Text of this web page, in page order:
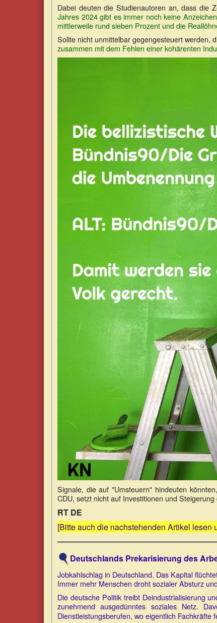
Dabei deuten die Studienautoren an, dass die
Jahres 2024 gibt es immer noch keine
mittlerweile rund sieben Prozent und die
Sollte nicht unmittelbar gegengesteuert werden,
zusammen mit dem Fehlen einer kohärenten
Signale, die auf "Umsteuern" hindeuten
CDU, setzt nicht auf Investitionen und
RT DE
[Bitte auch die nachstehenden Artikel
Deutschlands Prekarisierung des
Jobkahlschlag in Deutschland. Das Kapital
Immer mehr Menschen droht sozialer Absturz
Die deutsche Politik treibt Deindustrialisierung
zunehmend ausgedünntes soziales Netz.
Dienstleistungsberufen, wo eigentlich Fachkräfte